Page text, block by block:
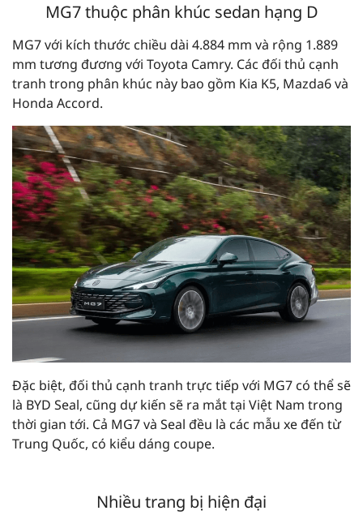
MG7 thuộc phân khúc sedan hạng D
MG7 với kích thước chiều dài 4.884 mm và rộng 1.889
mm tương đương với Toyota Camry. Các đối thủ cạnh
tranh trong phân khúc này bao gồm Kia K5, Mazda6 và
Honda Accord.
Đặc biệt, đối thủ cạnh tranh trực tiếp với MG7 có thể sẽ
là BYD Seal, cũng dự kiến sẽ ra mắt tại Việt Nam trong
thời gian tới. Cả MG7 và Seal đều là các mẫu xe đến từ
Trung Quốc, có kiểu dáng coupe.
Nhiều trang bị hiện đại